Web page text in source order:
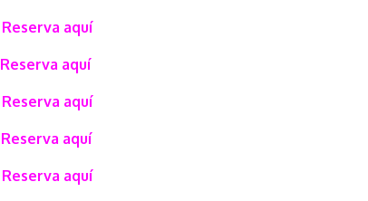
Reserva aquí
Reserva aquí
Reserva aquí
Reserva aquí
Reserva aquí